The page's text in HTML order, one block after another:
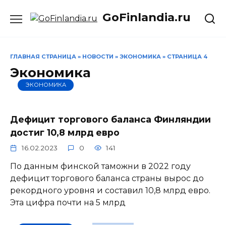
GoFinlandia.ru
ГЛАВНАЯ СТРАНИЦА » НОВОСТИ » ЭКОНОМИКА » СТРАНИЦА 4
Экономика
ЭКОНОМИКА
Дефицит торгового баланса Финляндии
достиг 10,8 млрд евро
16.02.2023 0 141
По данным финской таможни в 2022 году
дефицит торгового баланса страны вырос до
рекордного уровня и составил 10,8 млрд евро.
Эта цифра почти на 5 млрд